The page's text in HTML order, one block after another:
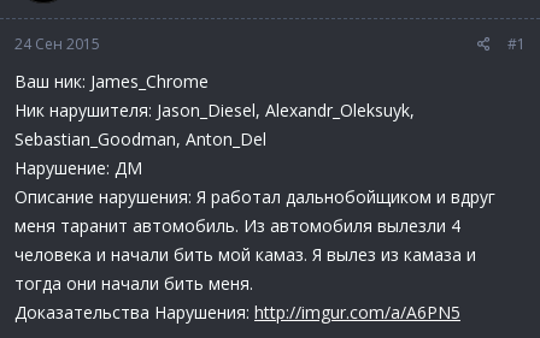
24 Сен 2015 #1
Ваш ник: James_Chrome
Ник нарушителя: Jason_Diesel, Alexandr_Oleksuyk,
Sebastian_Goodman, Anton_Del
Нарушение: ДМ
Описание нарушения: Я работал дальнобойщиком и вдруг
меня таранит автомобиль. Из автомобиля вылезли 4
человека и начали бить мой камаз. Я вылез из камаза и
тогда они начали бить меня.
Доказательства Нарушения: http://imgur.com/a/A6PN5